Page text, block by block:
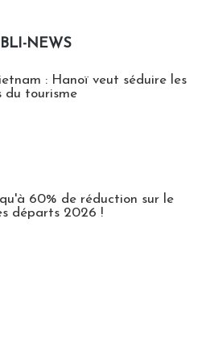
NEWS
: Hanoï veut séduire les
du tourisme
60% de réduction sur le
départs 2026 !